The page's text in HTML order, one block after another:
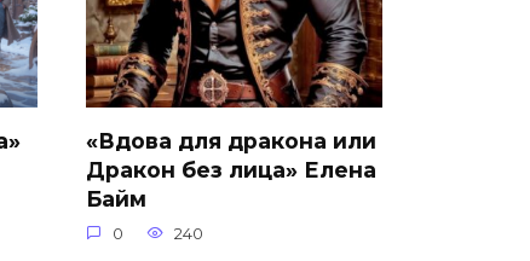
«Вдова для дракона или
Дракон без лица» Елена
Байм
0 240